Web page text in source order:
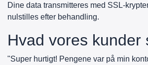
Dine data transmitteres med SSL-
nulstilles efter behandling.
Hvad vores kunder
"Super hurtigt! Pengene var på min